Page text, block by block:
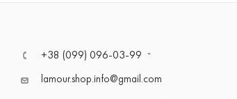
+38 (099) 096-03-99
lamour.shop.info@gmail.com